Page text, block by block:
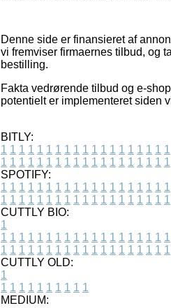
Denne side er finansieret af
vi fremviser firmaernes tilbud, og
bestilling.
Fakta vedrørende tilbud og e-
potentielt er implementeret siden
BITLY:
1 1 1 1 1 1 1 1 1 1 1 1 1 1 1 1 1 1 1
1 1 1 1 1 1 1 1 1 1 1 1 1 1 1 1 1 1 1
SPOTIFY:
1 1 1 1 1 1 1 1 1 1 1 1 1 1 1 1 1 1 1
1 1 1 1 1 1 1 1 1 1 1 1 1 1 1 1 1 1 1
CUTTLY BIO:
1
1 1 1 1 1 1 1 1 1 1 1 1 1 1 1 1 1 1 1
1 1 1 1 1 1 1 1 1 1 1 1 1 1 1 1 1 1 1
CUTTLY OLD:
1
1 1 1 1 1 1 1 1 1 1
MEDIUM: